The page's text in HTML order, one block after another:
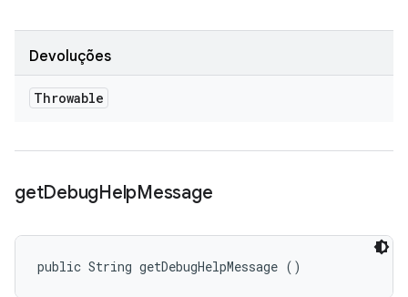
Devoluções
Throwable
getDebugHelpMessage
public String getDebugHelpMessage ()